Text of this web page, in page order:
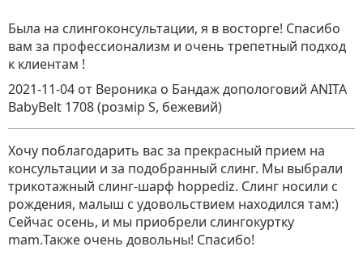
Была на слингоконсультации, я в восторге! Спасибо
вам за профессионализм и очень трепетный подход
к клиентам !
2021-11-04 от Вероника о Бандаж допологовий ANITA
BabyBelt 1708 (розмір S, бежевий)
Хочу поблагодарить вас за прекрасный прием на
консультации и за подобранный слинг. Мы выбрали
трикотажный слинг-шарф hoppediz. Слинг носили с
рождения, малыш с удовольствием находился там:)
Сейчас осень, и мы приобрели слингокуртку
mam.Также очень довольны! Спасибо!